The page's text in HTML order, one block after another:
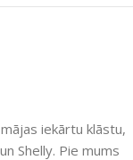
PIEEJAMAIS
iekārtu klāstu,
Shelly. Pie mums